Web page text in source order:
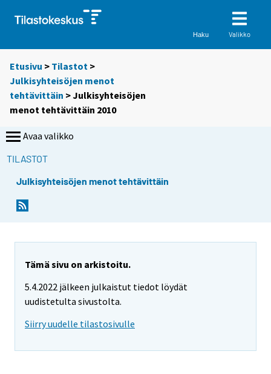
Haku Valikko
Etusivu > Tilastot >
Julkisyhteisöjen menot
tehtävittäin > Julkisyhteisöjen
menot tehtävittäin 2010
Avaa valikko
TILASTOT
Julkisyhteisöjen menot tehtävittäin
Tämä sivu on arkistoitu.
5.4.2022 jälkeen julkaistut tiedot löydät
uudistetulta sivustolta.
Siirry uudelle tilastosivulle